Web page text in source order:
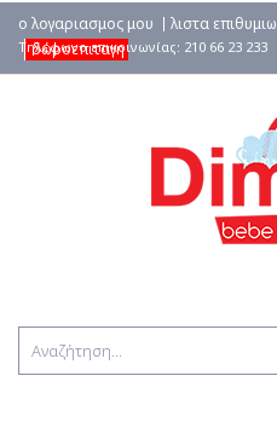
ο λογαριασμος μου λιστα
δωροεπιταγη